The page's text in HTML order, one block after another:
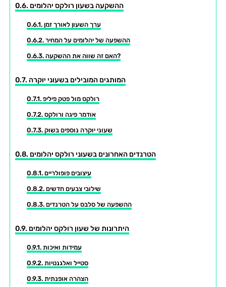
ההשקעה בשעון רולקס יהלומים
ערך השעון לאורך זמן
ההשפעה של יהלומים על המחיר
האם זה שווה את ההשקעה?
המותגים המובילים בשעוני יוקרה
רולקס מול פטק פיליפ
אודמר פיגה ורולקס
שעוני יוקרה נוספים בשוק
הטרנדים האחרונים בשעוני רולקס יהלומים
עיצובים פופולריים
שילובי צבעים חדשים
ההשפעה של סלבס על הטרנדים
היתרונות של שעון רולקס יהלומים
עמידות ואיכות
סטייל ואלגנטיות
הצהרה אופנתית